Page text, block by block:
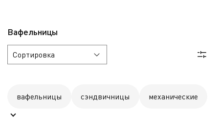
Вафельницы
вафельницы сэндвичницы механические